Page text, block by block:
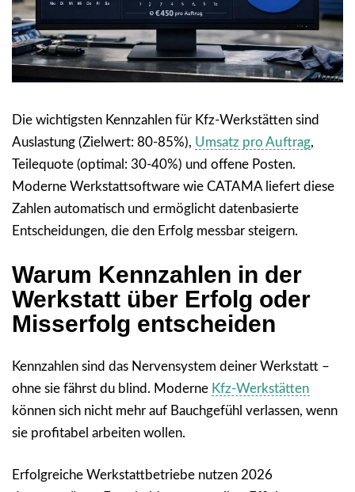
Die wichtigsten Kennzahlen für Kfz-Werkstätten sind
Auslastung (Zielwert: 80-85%), Umsatz pro Auftrag,
Teilequote (optimal: 30-40%) und offene Posten.
Moderne Werkstattsoftware wie CATAMA liefert diese
Zahlen automatisch und ermöglicht datenbasierte
Entscheidungen, die den Erfolg messbar steigern.
Warum Kennzahlen in der
Werkstatt über Erfolg oder
Misserfolg entscheiden
Kennzahlen sind das Nervensystem deiner Werkstatt –
ohne sie fährst du blind. Moderne Kfz-Werkstätten
können sich nicht mehr auf Bauchgefühl verlassen, wenn
sie profitabel arbeiten wollen.
Erfolgreiche Werkstattbetriebe nutzen 2026